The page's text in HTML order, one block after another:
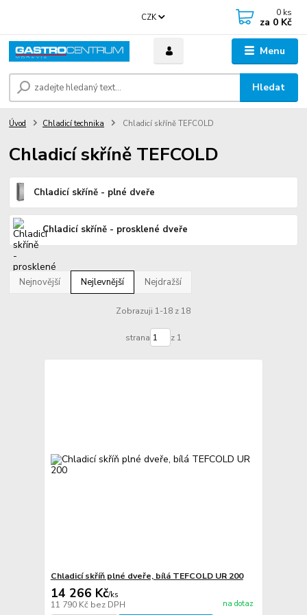
Menu
CZK
Hledat
0 ks
za 0 Kč
Úvod Chladicí technika Chladicí skříně TEFCOLD
Chladicí skříně TEFCOLD
Chladicí skříně - plné dveře
Chladicí skříně - prosklené dveře
Nejnovější Nejlevnější Nejdražší
Zobrazuji 1-18 z 18
strana z 1
Chladicí skříň plné dveře, bílá TEFCOLD UR 200
14 266 Kč/ks
11 790 Kč bez DPH na dotaz